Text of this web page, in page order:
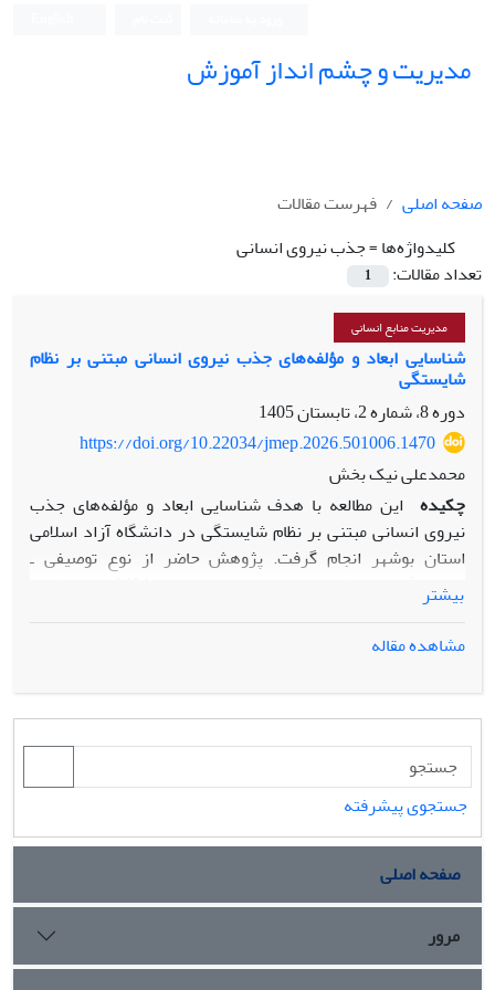
مدیریت و چشم انداز آموزش
صفحه اصلی
فهرست مقالات
کلیدواژه‌ها =جذب نیروی انسانی
تعداد مقالات:
1
مدیریت منابع انسانی
شناسایی ابعاد و مؤلفه‌های جذب نیروی انسانی مبتنی بر نظام
شایستگی
دوره 8، شماره 2، تابستان 1405
https://doi.org/10.22034/jmep.2026.501006.1470
محمدعلی نیک بخش
چکیده این مطالعه با هدف شناسایی ابعاد و مؤلفه‌های جذب
نیروی انسانی مبتنی بر نظام شایستگی در دانشگاه آزاد اسلامی
استان بوشهر انجام گرفت. پژوهش حاضر از نوع توصیفی ـ
کارکنان دانشگاه آزاد اسلامی استان بوشهر انجام گرفته است. که
منظور گردآوری داده‌ها از پرسشنامه جذب نیروی انسانی مبتنی بر
نظام شایستگی (محقق ساخته) استفاده گردید. روایی و پایایی
پرسشنامه مذکور به ترتیب91/0 و 93/0، سنجیده شد.
ویراست26، SMART PLS ویراست3 انجام گرفت. نتایج حاصل از
تجزیه و تحلیل داده‌ها نشان داد بین ابعاد و مؤلفه‌های جذب
نیروی انسانی مبتنی بر نظام شایستگی شامل(عوامل موثر در جذب
نیروی انسانی،اهمیت انتخاب و انتصاب نیروی شایسته، پیامدهای
جذب نیروی شایسته، ساز و کارهای جذب نیروی شایسته، شاخص
جذب نیروی انسانی شایسته،موانع جذب نیروی انسانی شایسته
در عصر حاضر،منابع جذب نیروی‌انسانی شایسته) در دانشگاه
آزاد اسلامی استان بوشهر رابطه معنی داری وجود دارد.در نتیجه
بیشتر
مشاهده مقاله
جستجوی پیشرفته
صفحه اصلی
مرور